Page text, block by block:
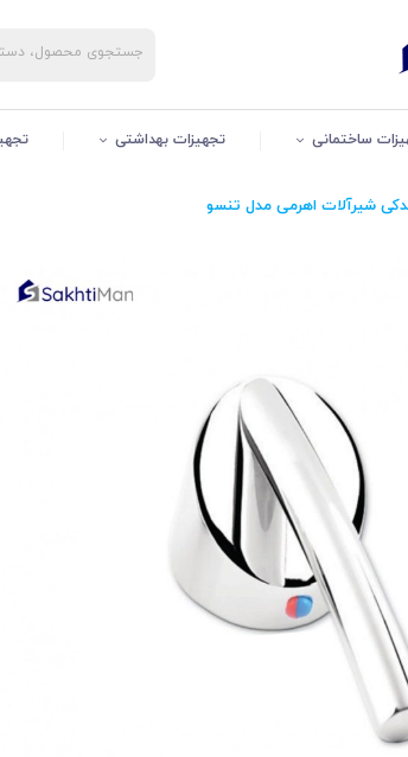
ساختمانی تجهیزات بهداشتی
شیرآلات اهرمی مدل تنسو